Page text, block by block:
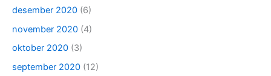
desember 2020 (6)
november 2020 (4)
oktober 2020 (3)
september 2020 (12)